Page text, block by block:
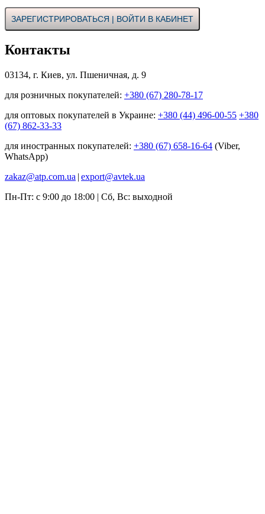
ЗАРЕГИСТРИРОВАТЬСЯ | ВОЙТИ В КАБИНЕТ
Контакты
03134, г. Киев, ул. Пшеничная, д. 9
для розничных покупателей: +380 (67) 280-78-17
для оптовых покупателей в Украине: +380 (44) 496-00-55 +380
(67) 862-33-33
для иностранных покупателей: +380 (67) 658-16-64 (Viber,
WhatsApp)
zakaz@atp.com.ua | export@avtek.ua
Пн-Пт: с 9:00 до 18:00 | Сб, Вс: выходной